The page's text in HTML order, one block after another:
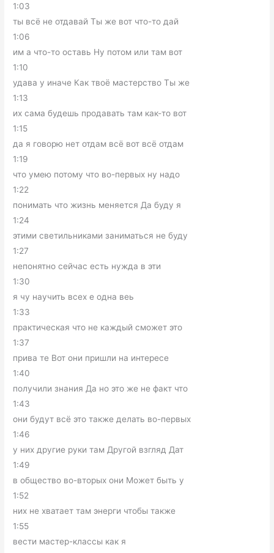
1:03
ты всё не отдавай Ты же вот что-то дай
1:06
им а что-то оставь Ну потом или там вот
1:10
удава у иначе Как твоё мастерство Ты же
1:13
их сама будешь продавать там как-то вот
1:15
да я говорю нет отдам всё вот всё отдам
1:19
что умею потому что во-первых ну надо
1:22
понимать что жизнь меняется Да буду я
1:24
этими светильниками заниматься не буду
1:27
непонятно сейчас есть нужда в эти
1:30
я чу научить всех е одна веь
1:33
практическая что не каждый сможет это
1:37
прива те Вот они пришли на интересе
1:40
получили знания Да но это же не факт что
1:43
они будут всё это также делать во-первых
1:46
у них другие руки там Другой взгляд Дат
1:49
в общество во-вторых они Может быть у
1:52
них не хватает там энерги чтобы также
1:55
вести мастер-классы как я